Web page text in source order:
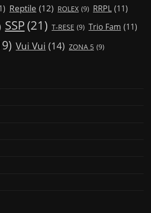
Reptile (12) ROLEX (9) RRPL (11)
SSP(21) T-RESE (9) Trio Fam (11)
Vui Vui (14) ZONA 5 (9)